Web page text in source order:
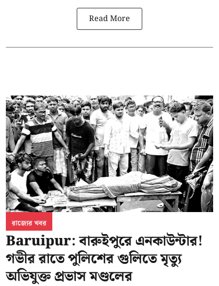
Read More
রাজ্যের খবর
Baruipur: বারুইপুরে এনকাউন্টার!
গভীর রাতে পুলিশের গুলিতে মৃত্যু
অভিযুক্ত প্রভাস মণ্ডলের